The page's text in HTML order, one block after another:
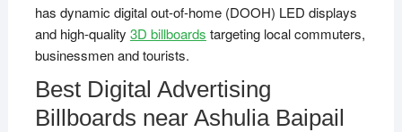
has dynamic digital out-of-home (DOOH) LED displays
and high-quality 3D billboards targeting local commuters,
businessmen and tourists.
Best Digital Advertising
Billboards near Ashulia Baipail